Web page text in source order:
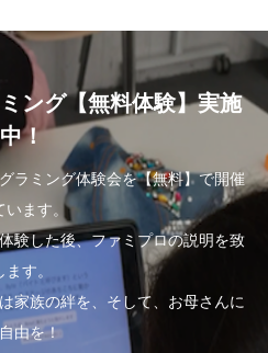
ング【無料体験】実施
中！
ラミング体験会を【無料】で開催
います。
験した後、ファミプロの説明を致
ます。
家族の絆を、そして、お母さんに
由を！